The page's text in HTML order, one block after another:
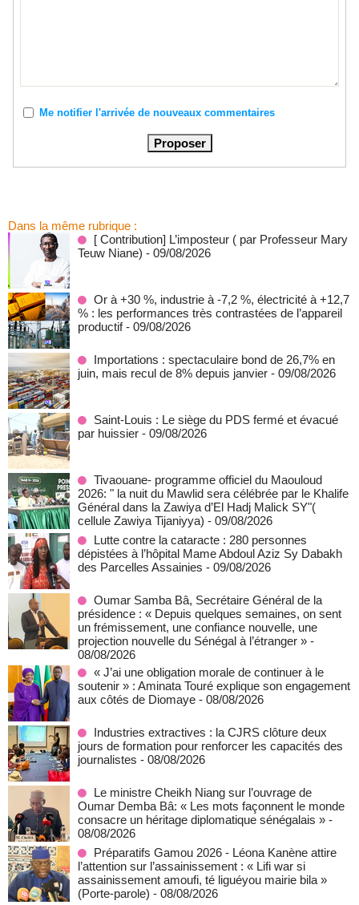
Me notifier l'arrivée de nouveaux commentaires
Dans la même rubrique :
[ Contribution] L’imposteur ( par Professeur Mary
Teuw Niane) - 09/08/2026
Or à +30 %, industrie à -7,2 %, électricité à +12,7
% : les performances très contrastées de l’appareil
productif - 09/08/2026
Importations : spectaculaire bond de 26,7% en
juin, mais recul de 8% depuis janvier - 09/08/2026
Saint-Louis : Le siège du PDS fermé et évacué
par huissier - 09/08/2026
Tivaouane- programme officiel du Maouloud
2026: " la nuit du Mawlid sera célébrée par le Khalife
Général dans la Zawiya d’El Hadj Malick SY"(
cellule Zawiya Tijaniyya) - 09/08/2026
Lutte contre la cataracte : 280 personnes
dépistées à l’hôpital Mame Abdoul Aziz Sy Dabakh
des Parcelles Assainies - 09/08/2026
Oumar Samba Bâ, Secrétaire Général de la
présidence : « Depuis quelques semaines, on sent
un frémissement, une confiance nouvelle, une
projection nouvelle du Sénégal à l’étranger » -
08/08/2026
« J’ai une obligation morale de continuer à le
soutenir » : Aminata Touré explique son engagement
aux côtés de Diomaye - 08/08/2026
Industries extractives : la CJRS clôture deux
jours de formation pour renforcer les capacités des
journalistes - 08/08/2026
Le ministre Cheikh Niang sur l’ouvrage de
Oumar Demba Bâ: « Les mots façonnent le monde
consacre un héritage diplomatique sénégalais » -
08/08/2026
Préparatifs Gamou 2026 - Léona Kanène attire
l’attention sur l’assainissement : « Lifi war si
assainissement amoufi, té liguéyou mairie bila »
(Porte-parole) - 08/08/2026